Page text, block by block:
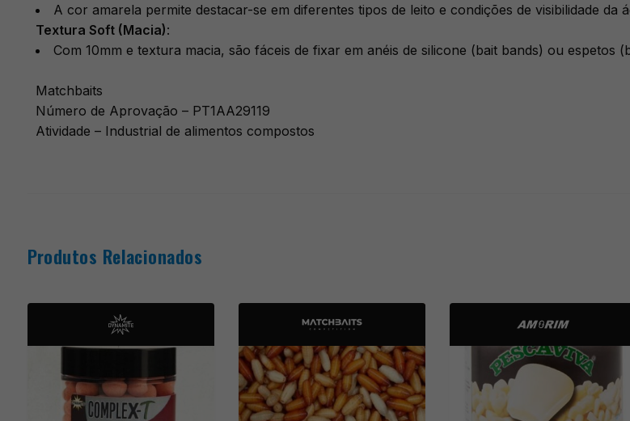
A cor amarela permite destacar-se em diferentes tipos de leito e condições de visibilidade da
​Textura Soft (Macia):
Com 10mm e textura macia, são fáceis de fixar em anéis de silicone (bait bands) ou espetos
Matchbaits
Número de Aprovação – PT1AA29119
Atividade – Industrial de alimentos compostos
Produtos Relacionados